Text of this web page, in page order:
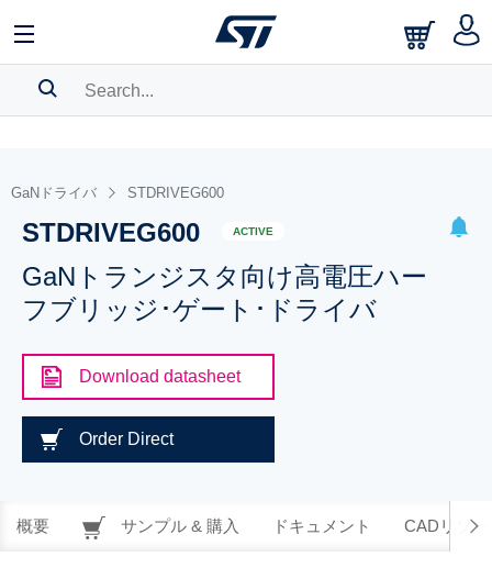
BOOKMARK
Pleaselog into show your saved searches.
GaNドライバ STDRIVEG600
STDRIVEG600 ACTIVE
GaNトランジスタ向け高電圧ハー
フブリッジ･ゲート･ドライバ
Download datasheet
Order Direct
概要 サンプル & 購入 ドキュメント CADリソー